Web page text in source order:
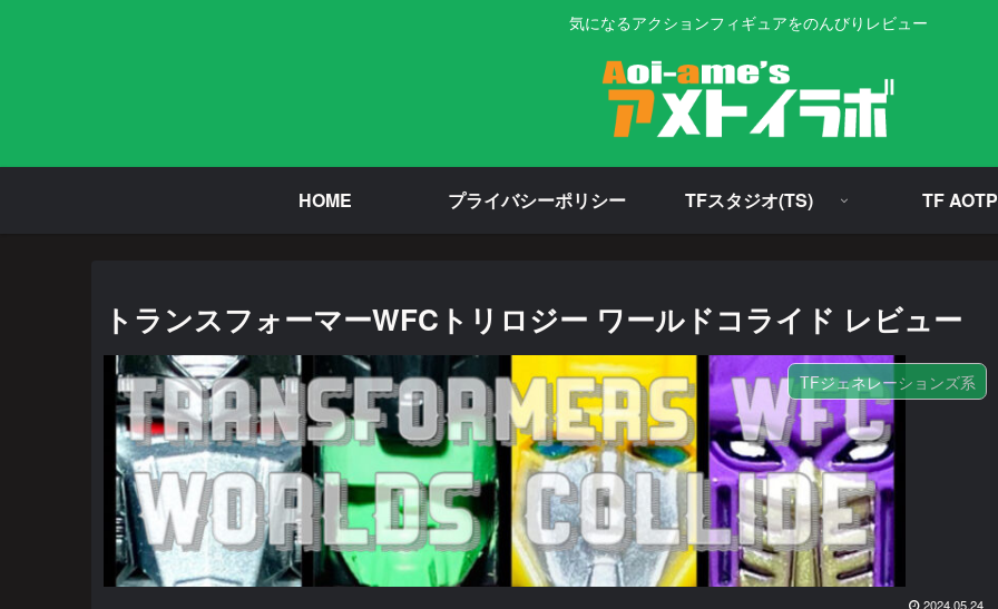
気になるアクションフィギュアをのんびりレビュー
HOME プライバシーポリシー TFスタジオ(TS) TF AOTP
トランスフォーマーWFCトリロジー ワールドコライド レビュー
TFジェネレーションズ系
2024.05.24